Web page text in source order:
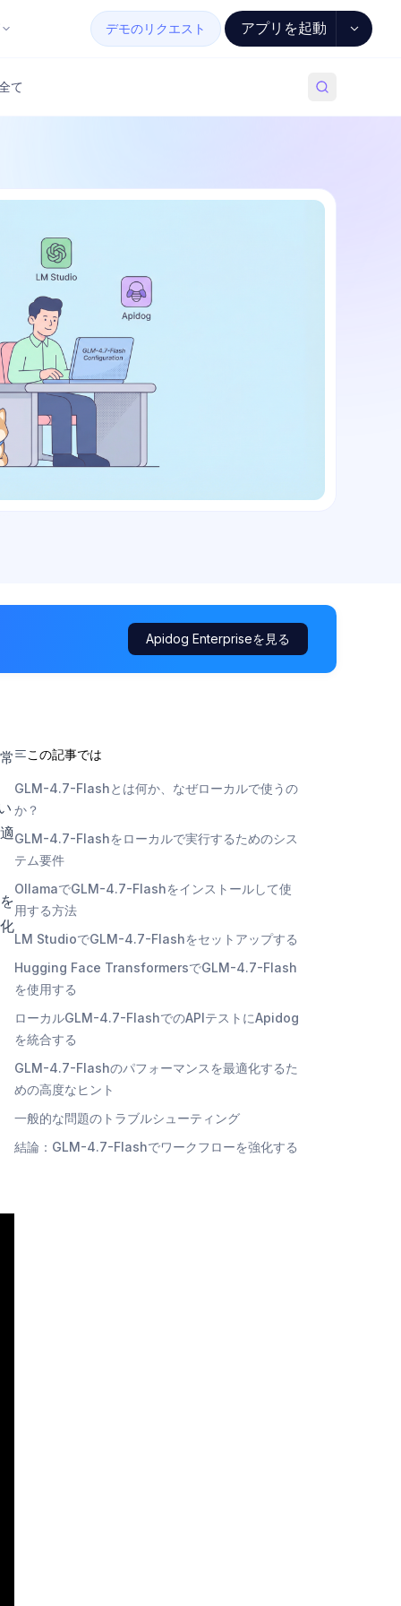
デモのリクエスト アプリを起動
て
Apidog Enterpriseを見る
この記事では
GLM-4.7-Flashとは何か、なぜローカルで使うの
か？
GLM-4.7-Flashをローカルで実行するためのシス
テム要件
OllamaでGLM-4.7-Flashをインストールして使
用する方法
LM StudioでGLM-4.7-Flashをセットアップする
Hugging Face TransformersでGLM-4.7-Flash
を使用する
ローカルGLM-4.7-FlashでのAPIテストにApidog
を統合する
GLM-4.7-Flashのパフォーマンスを最適化するた
めの高度なヒント
一般的な問題のトラブルシューティング
結論：GLM-4.7-Flashでワークフローを強化する